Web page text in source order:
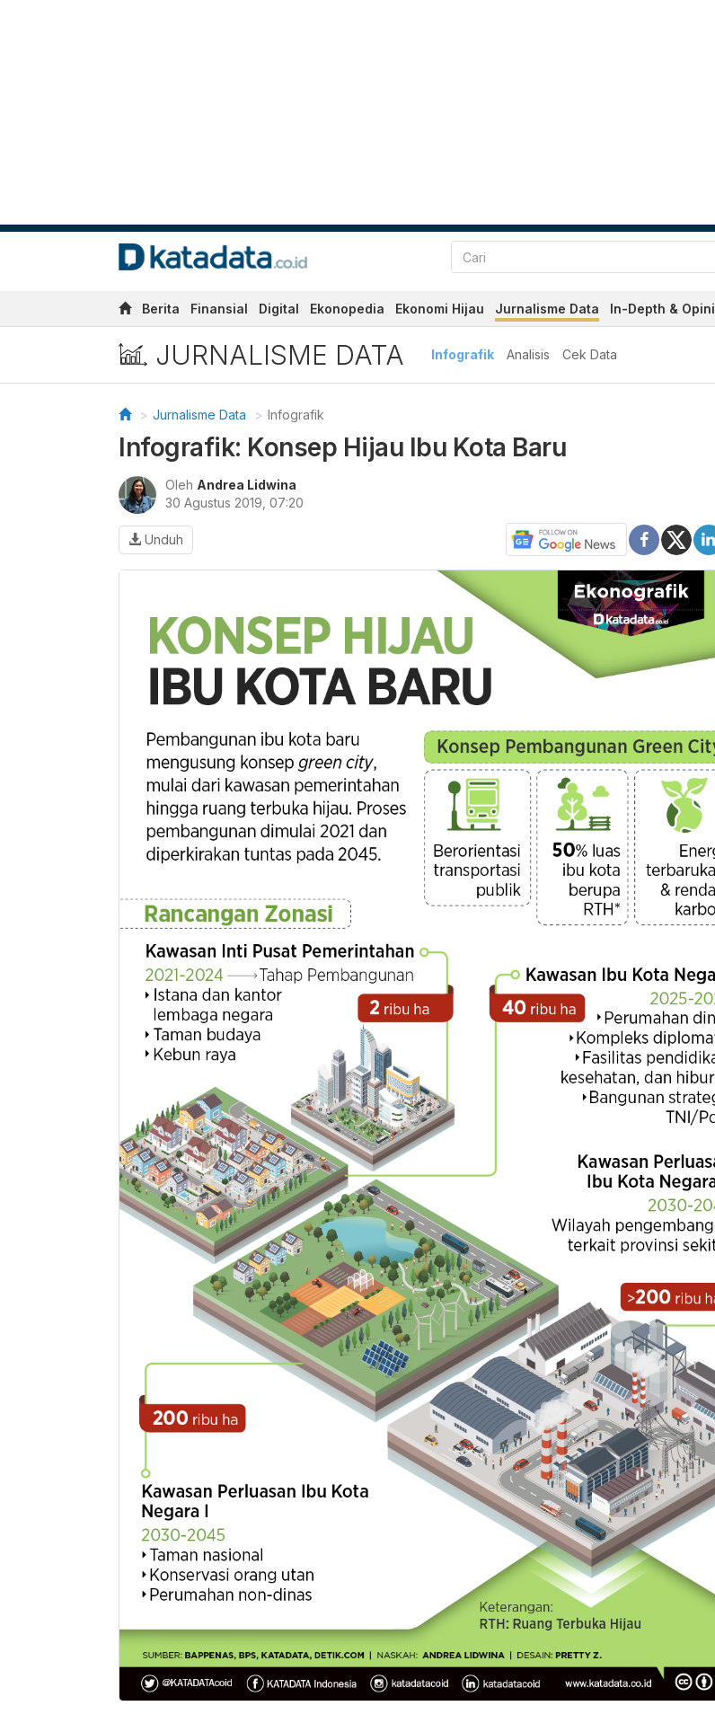
Berita Finansial Digital Ekonopedia Ekonomi Hijau Jurnalisme Data In-Depth & Opini
JURNALISME DATA Infografik Analisis Cek Data
Jurnalisme Data Infografik
Infografik: Konsep Hijau Ibu Kota Baru
Oleh Andrea Lidwina
30 Agustus 2019, 07:20
Unduh